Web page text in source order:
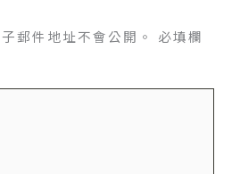
郵件地址不會公開。
必填欄